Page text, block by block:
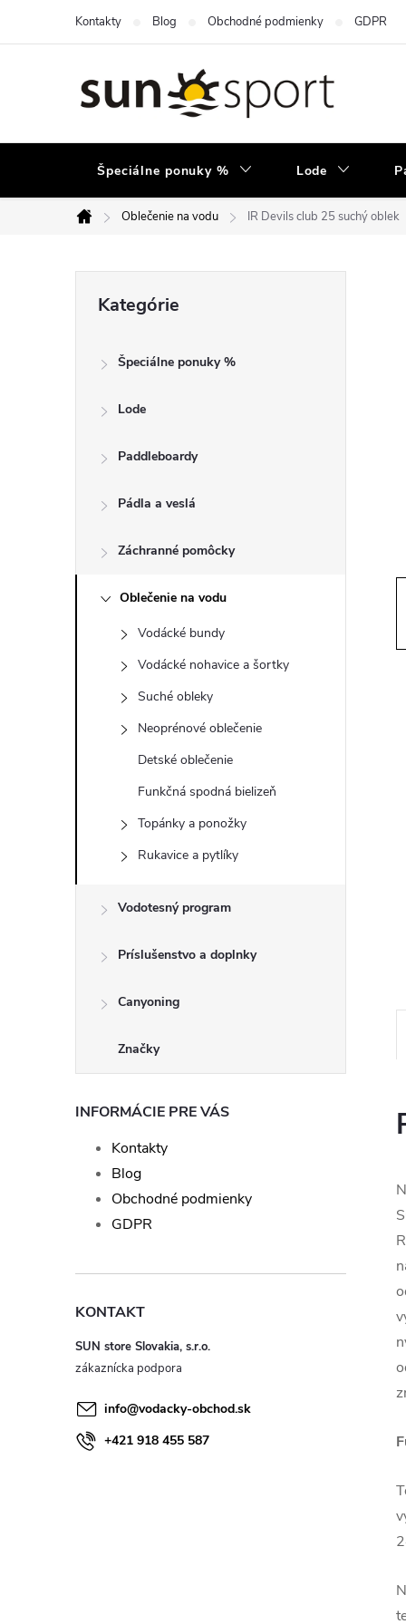
Kontakty Blog Obchodné podmienky GDPR
Špeciálne ponuky % Lode
Domov
Oblečenie na vodu IR Devils club 25 suchý oblek
a
kategórie
Kategórie
Špeciálne ponuky %
Lode
Paddleboardy
Pádla a veslá
Záchranné pomôcky
Oblečenie na vodu
Vodácké bundy
Vodácké nohavice a šortky
Suché obleky
Neoprénové oblečenie
Detské oblečenie
Funkčná spodná bielizeň
Topánky a ponožky
Rukavice a pytlíky
Vodotesný program
Príslušenstvo a doplnky
Canyoning
Značky
INFORMÁCIE PRE VÁS
Kontakty
Blog
Obchodné podmienky
GDPR
KONTAKT
SUN store Slovakia, s.r.o.
info@vodacky-obchod.sk
+421 918 455 587